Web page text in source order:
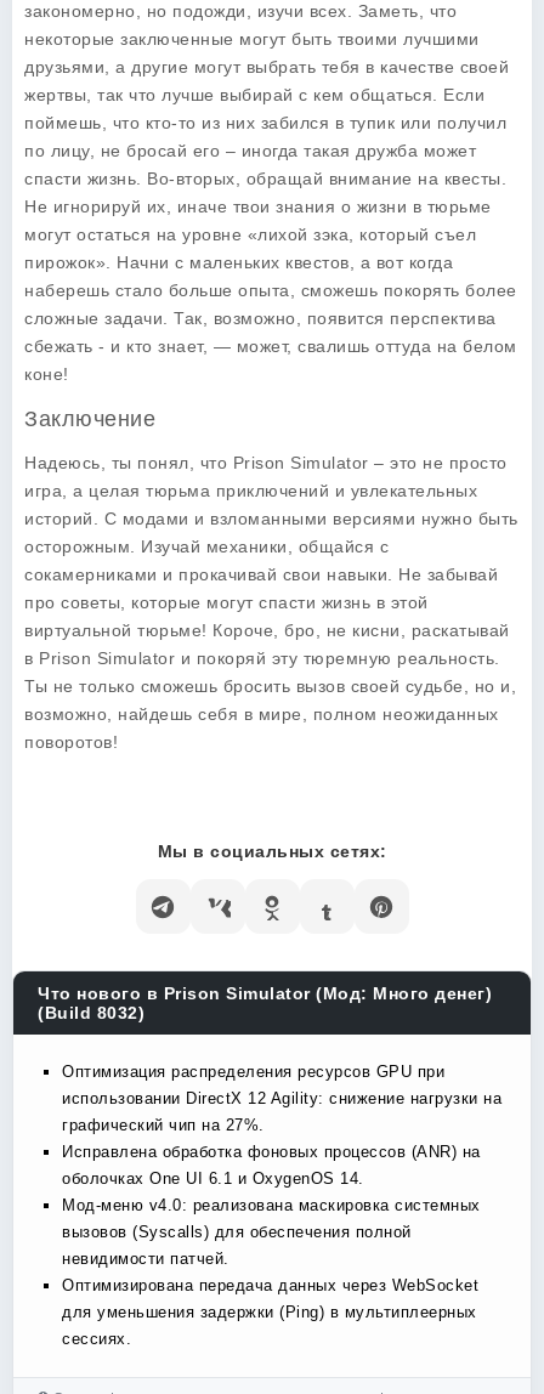
закономерно, но подожди, изучи всех. Заметь, что
некоторые заключенные могут быть твоими лучшими
друзьями, а другие могут выбрать тебя в качестве своей
жертвы, так что лучше выбирай с кем общаться. Если
поймешь, что кто-то из них забился в тупик или получил
по лицу, не бросай его – иногда такая дружба может
спасти жизнь. Во-вторых, обращай внимание на квесты.
Не игнорируй их, иначе твои знания о жизни в тюрьме
могут остаться на уровне «лихой зэка, который съел
пирожок». Начни с маленьких квестов, а вот когда
наберешь стало больше опыта, сможешь покорять более
сложные задачи. Так, возможно, появится перспектива
сбежать - и кто знает, — может, свалишь оттуда на белом
коне!
Заключение
Надеюсь, ты понял, что Prison Simulator – это не просто
игра, а целая тюрьма приключений и увлекательных
историй. С модами и взломанными версиями нужно быть
осторожным. Изучай механики, общайся с
сокамерниками и прокачивай свои навыки. Не забывай
про советы, которые могут спасти жизнь в этой
виртуальной тюрьме! Короче, бро, не кисни, раскатывай
в Prison Simulator и покоряй эту тюремную реальность.
Ты не только сможешь бросить вызов своей судьбе, но и,
возможно, найдешь себя в мире, полном неожиданных
поворотов!
Мы в социальных сетях:
Что нового в Prison Simulator (Мод: Много денег)
(Build 8032)
Оптимизация распределения ресурсов GPU при
использовании DirectX 12 Agility: снижение нагрузки на
графический чип на 27%.
Исправлена обработка фоновых процессов (ANR) на
оболочках One UI 6.1 и OxygenOS 14.
Мод-меню v4.0: реализована маскировка системных
вызовов (Syscalls) для обеспечения полной
невидимости патчей.
Оптимизирована передача данных через WebSocket
для уменьшения задержки (Ping) в мультиплеерных
сессиях.